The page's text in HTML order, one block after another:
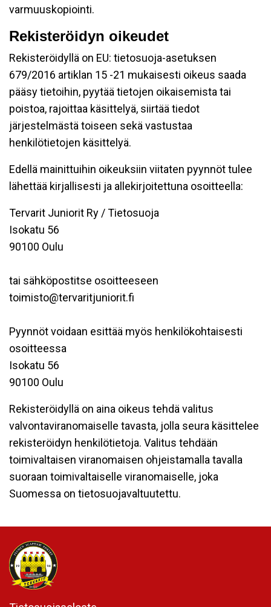
varmuuskopiointi.
Rekisteröidyn oikeudet
Rekisteröidyllä on EU: tietosuoja-asetuksen
679/2016 artiklan 15 -21 mukaisesti oikeus saada
pääsy tietoihin, pyytää tietojen oikaisemista tai
poistoa, rajoittaa käsittelyä, siirtää tiedot
järjestelmästä toiseen sekä vastustaa
henkilötietojen käsittelyä.
Edellä mainittuihin oikeuksiin viitaten pyynnöt tulee
lähettää kirjallisesti ja allekirjoitettuna osoitteella:
Tervarit Juniorit Ry / Tietosuoja
Isokatu 56
90100 Oulu
tai sähköpostitse osoitteeseen
toimisto@tervaritjuniorit.fi
Pyynnöt voidaan esittää myös henkilökohtaisesti
osoitteessa
Isokatu 56
90100 Oulu
Rekisteröidyllä on aina oikeus tehdä valitus
valvontaviranomaiselle tavasta, jolla seura käsittelee
rekisteröidyn henkilötietoja. Valitus tehdään
toimivaltaisen viranomaisen ohjeistamalla tavalla
suoraan toimivaltaiselle viranomaiselle, joka
Suomessa on tietosuojavaltuutettu.